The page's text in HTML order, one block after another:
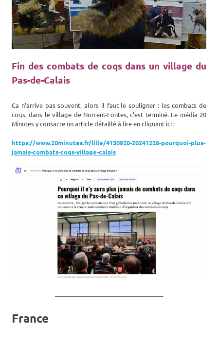
Fin des combats de coqs dans un village du
Pas-de-Calais
Ca n’arrive pas souvent, alors il faut le souligner : les combats de
coqs, dans le village de Norrent-Fontes, c’est terminé. Le média 20
Minutes y consacre un article détaillé à lire en cliquant ici :
https://www.20minutes.fr/lille/4130920-20241226-pourquoi-plus-
jamais-combats-coqs-village-calais
France